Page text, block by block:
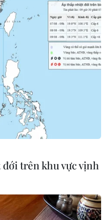
sản xuất chip
07/08/2026 00:56
Mỹ: Lãi suất thế chấp tăng
lên mức cao nhất kể từ
tháng Bảy năm ngoái
07/08/2026 00:05
trên khu vực vịnh